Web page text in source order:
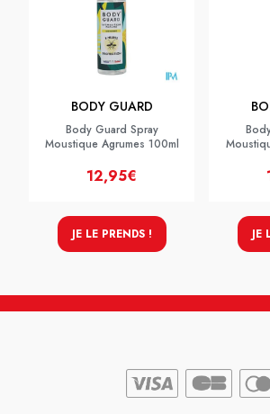
BODY GUARD
Body Guard Spray
Moustique Agrumes 100ml
12,95€
JE LE PRENDS ! JE